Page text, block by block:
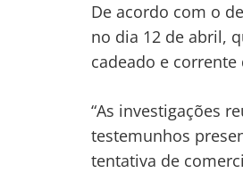
De acordo com o
no dia 12 de abril,
cadeado e
“As investigações
testemunhos
tentativa de